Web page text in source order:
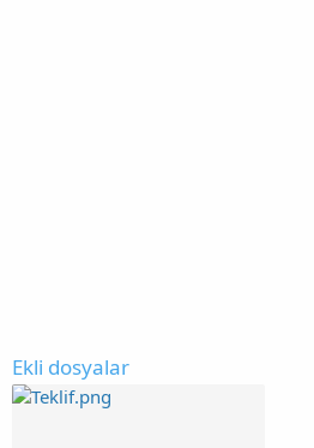
Ekli dosyalar